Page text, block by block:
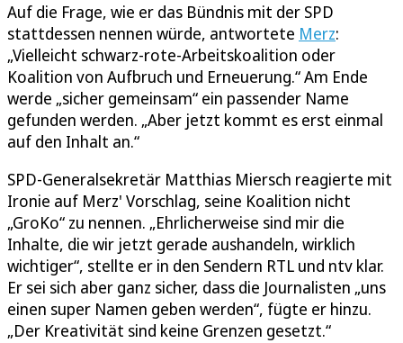
Auf die Frage, wie er das Bündnis mit der SPD
stattdessen nennen würde, antwortete Merz:
„Vielleicht schwarz-rote-Arbeitskoalition oder
Koalition von Aufbruch und Erneuerung.“ Am Ende
werde „sicher gemeinsam“ ein passender Name
gefunden werden. „Aber jetzt kommt es erst einmal
auf den Inhalt an.“
SPD-Generalsekretär Matthias Miersch reagierte mit
Ironie auf Merz' Vorschlag, seine Koalition nicht
„GroKo“ zu nennen. „Ehrlicherweise sind mir die
Inhalte, die wir jetzt gerade aushandeln, wirklich
wichtiger“, stellte er in den Sendern RTL und ntv klar.
Er sei sich aber ganz sicher, dass die Journalisten „uns
einen super Namen geben werden“, fügte er hinzu.
„Der Kreativität sind keine Grenzen gesetzt.“